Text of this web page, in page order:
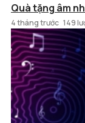
Quà tặng âm
4 tháng trước 149